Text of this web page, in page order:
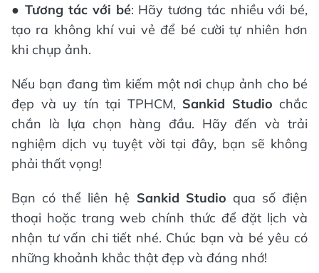
●Tương tác với bé: Hãy tương tác nhiều với bé,
tạo ra không khí vui vẻ để bé cười tự nhiên hơn
khi chụp ảnh.
Nếu bạn đang tìm kiếm một nơi chụp ảnh cho bé
đẹp và uy tín tại TPHCM, Sankid Studio chắc
chắn là lựa chọn hàng đầu. Hãy đến và trải
nghiệm dịch vụ tuyệt vời tại đây, bạn sẽ không
phải thất vọng!
Bạn có thể liên hệ Sankid Studio qua số điện
thoại hoặc trang web chính thức để đặt lịch và
nhận tư vấn chi tiết nhé. Chúc bạn và bé yêu có
những khoảnh khắc thật đẹp và đáng nhớ!